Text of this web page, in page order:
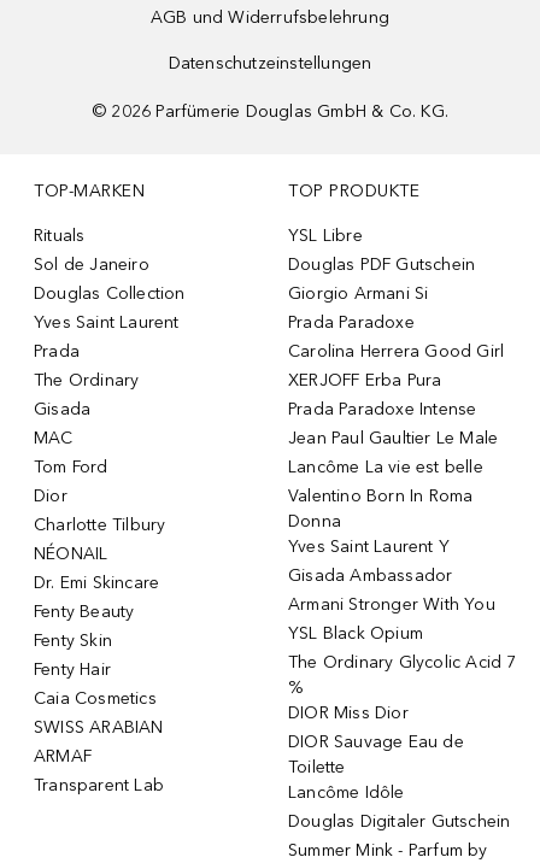
AGB und Widerrufsbelehrung
Datenschutzeinstellungen
© 2026 Parfümerie Douglas GmbH & Co. KG.
TOP-MARKEN
Rituals
Sol de Janeiro
Douglas Collection
Yves Saint Laurent
Prada
The Ordinary
Gisada
MAC
Tom Ford
Dior
Charlotte Tilbury
NÉONAIL
Dr. Emi Skincare
Fenty Beauty
Fenty Skin
Fenty Hair
Caia Cosmetics
SWISS ARABIAN
ARMAF
Transparent Lab
TOP PRODUKTE
YSL Libre
Douglas PDF Gutschein
Giorgio Armani Si
Prada Paradoxe
Carolina Herrera Good Girl
XERJOFF Erba Pura
Prada Paradoxe Intense
Jean Paul Gaultier Le Male
Lancôme La vie est belle
Valentino Born In Roma
Donna
Yves Saint Laurent Y
Gisada Ambassador
Armani Stronger With You
YSL Black Opium
The Ordinary Glycolic Acid 7
%
DIOR Miss Dior
DIOR Sauvage Eau de
Toilette
Lancôme Idôle
Douglas Digitaler Gutschein
Summer Mink - Parfum by